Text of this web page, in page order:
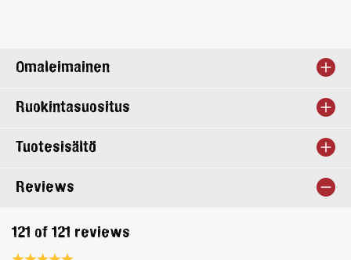
Omaleimainen
Ruokintasuositus
Tuotesisältö
Reviews
121 of 121 reviews